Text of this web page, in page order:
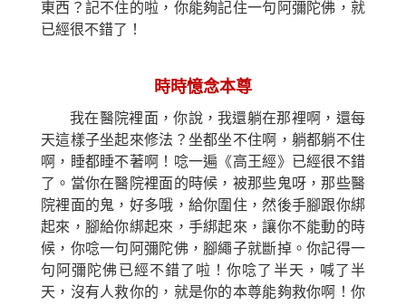
東西？記不住的啦，你能夠記住一句阿彌陀佛，就
已經很不錯了！
時時憶念本尊
我在醫院裡面，你說，我還躺在那裡啊， 還每
天這樣子坐起來修法？坐都坐不住啊，躺都躺不住
啊，睡都睡不著啊！唸一遍《高王經》已經很不錯
了。當你在醫院裡面的時候，被那些鬼呀，那些醫
院裡面的鬼，好多哦，給你圍住，然後手腳跟你綁
起來，腳給你綁起來，手綁起來，讓你不能動的時
候，你唸一句阿彌陀佛， 腳繩子就斷掉。你記得一
句阿彌陀佛已經不錯了啦！你唸了半天，喊了半
天，沒有人救你的，就是你的本尊能夠救你啊！你